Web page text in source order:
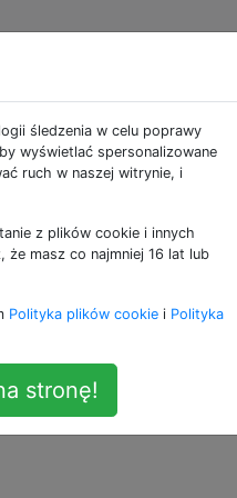
Czy folder
Time Machine?
mogę odzyskać 160
lub ustawić limit kopii
śledzenia w celu poprawy
wyświetlać spersonalizowane
ruch w naszej witrynie, i
z plików cookie i innych
masz co najmniej 16 lat lub
Polityka plików cookie i Polityka
stronę!